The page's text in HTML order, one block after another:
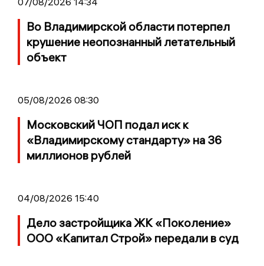
Во Владимирской области потерпел
крушение неопознанный летательный
объект
05/08/2026 08:30
Московский ЧОП подал иск к
«Владимирскому стандарту» на 36
миллионов рублей
04/08/2026 15:40
Дело застройщика ЖК «Поколение»
ООО «Капитал Строй» передали в суд